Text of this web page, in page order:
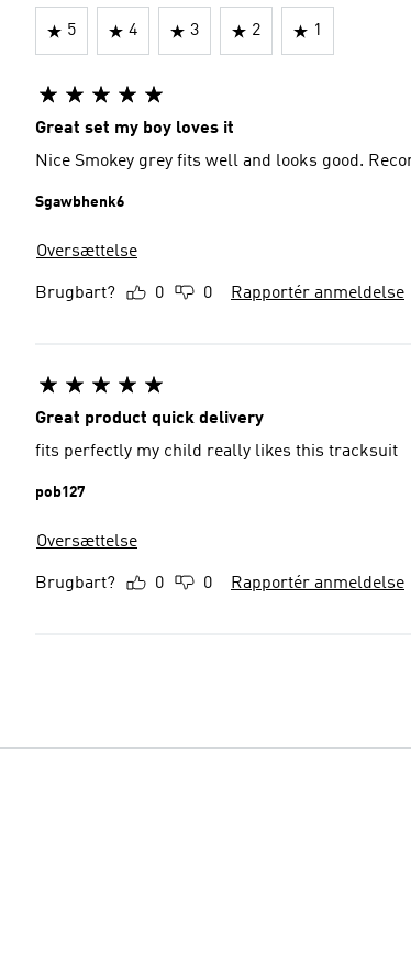
5 4 3 2 1
Great set my boy loves it
Nice Smokey grey fits well and looks good.
Sgawbhenk6
Oversættelse
Brugbart? 0 0 Rapportér anmeldelse
Great product quick delivery
fits perfectly my child really likes this tracksuit
pob127
Oversættelse
Brugbart? 0 0 Rapportér anmeldelse